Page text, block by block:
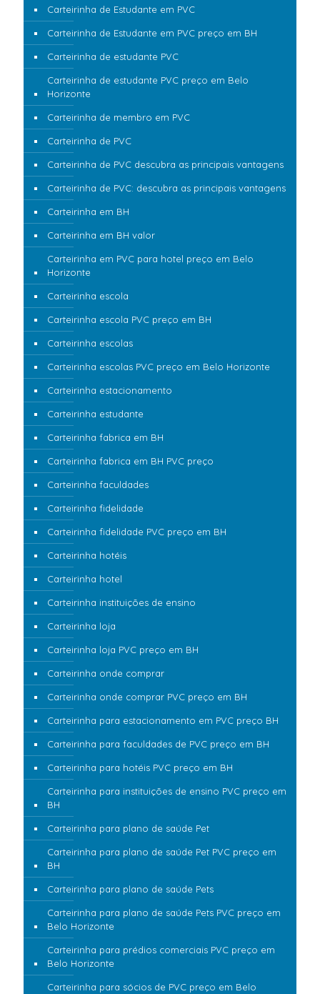
Carteirinha de Estudante em PVC
Carteirinha de Estudante em PVC preço em BH
Carteirinha de estudante PVC
Carteirinha de estudante PVC preço em Belo
Horizonte
Carteirinha de membro em PVC
Carteirinha de PVC
Carteirinha de PVC descubra as principais vantagens
Carteirinha de PVC: descubra as principais vantagens
Carteirinha em BH
Carteirinha em BH valor
Carteirinha em PVC para hotel preço em Belo
Horizonte
Carteirinha escola
Carteirinha escola PVC preço em BH
Carteirinha escolas
Carteirinha escolas PVC preço em Belo Horizonte
Carteirinha estacionamento
Carteirinha estudante
Carteirinha fabrica em BH
Carteirinha fabrica em BH PVC preço
Carteirinha faculdades
Carteirinha fidelidade
Carteirinha fidelidade PVC preço em BH
Carteirinha hotéis
Carteirinha hotel
Carteirinha instituições de ensino
Carteirinha loja
Carteirinha loja PVC preço em BH
Carteirinha onde comprar
Carteirinha onde comprar PVC preço em BH
Carteirinha para estacionamento em PVC preço BH
Carteirinha para faculdades de PVC preço em BH
Carteirinha para hotéis PVC preço em BH
Carteirinha para instituições de ensino PVC preço em
BH
Carteirinha para plano de saúde Pet
Carteirinha para plano de saúde Pet PVC preço em
BH
Carteirinha para plano de saúde Pets
Carteirinha para plano de saúde Pets PVC preço em
Belo Horizonte
Carteirinha para prédios comerciais PVC preço em
Belo Horizonte
Carteirinha para sócios de PVC preço em Belo